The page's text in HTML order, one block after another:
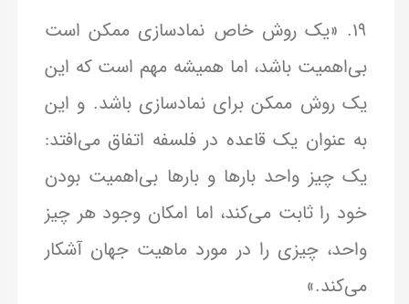
19. «یک روش خاص نمادسازی ممکن است
بی‌اهمیت باشد، اما همیشه مهم است که این
یک روش ممکن برای نمادسازی باشد. و این
به عنوان یک قاعده در فلسفه اتفاق می‌افتد:
یک چیز واحد بارها و بارها بی‌اهمیت بودن
خود را ثابت می‌کند، اما امکان وجود هر چیز
واحد، چیزی را در مورد ماهیت جهان آشکار
می‌کند.»